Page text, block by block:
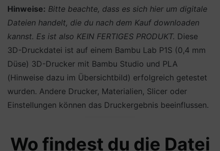
Hinweise: Bitte beachte, dass es sich hier um digitale
Dateien handelt, die du nach dem Kauf downloaden
kannst. Es ist also KEIN FERTIGES PRODUKT. Diese
3D-Druckdatei ist auf einem Bambu Lab P1S (0,4 mm
Düse) 3D-Drucker mit Bambu Studio und PLA
(Hinweise dazu im Übersichtbild) erfolgreich getestet
wurden. Andere Drucker, Materialien, Slicer oder
Einstellungen können das Druckergebnis beeinflussen.
Wo findest du die Datei